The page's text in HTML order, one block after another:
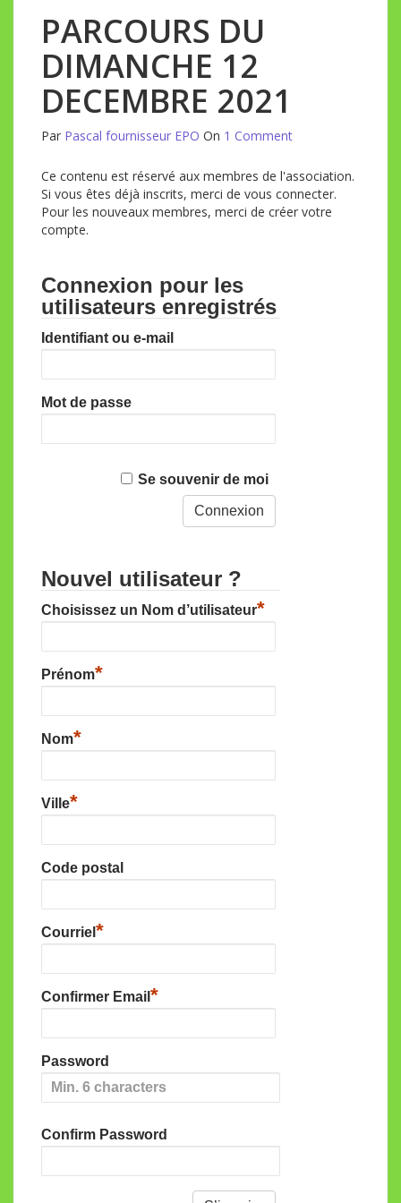
PARCOURS DU
DIMANCHE 12
DECEMBRE 2021
Par Pascal fournisseur EPO On 1 Comment
Ce contenu est réservé aux membres de l'association.
Si vous êtes déjà inscrits, merci de vous connecter.
Pour les nouveaux membres, merci de créer votre
compte.
Connexion pour les
utilisateurs enregistrés
Identifiant ou e-mail
Mot de passe
Se souvenir de moi
Nouvel utilisateur ?
Choisissez un Nom d’utilisateur*
Prénom*
Nom*
Ville*
Code postal
Courriel *
Confirmer Email *
Password
Confirm Password